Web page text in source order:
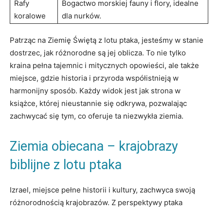
Rafy
koralowe
Bogactwo morskiej fauny i flory, idealne
dla nurków.
Patrząc na Ziemię Świętą z lotu ptaka, jesteśmy w stanie
dostrzec, jak różnorodne są jej oblicza. To nie tylko
kraina pełna tajemnic i mitycznych opowieści, ale także
miejsce, gdzie historia i przyroda współistnieją w
harmonijny sposób. Każdy widok jest jak strona w
książce, której nieustannie się odkrywa, pozwalając
zachwycać się tym, co oferuje ta niezwykła ziemia.
Ziemia obiecana – krajobrazy
biblijne z lotu ptaka
Izrael, miejsce pełne historii i kultury, zachwyca swoją
różnorodnością krajobrazów. Z perspektywy ptaka